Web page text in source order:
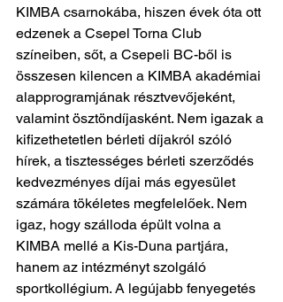
KIMBA csarnokába, hiszen évek óta ott
edzenek a Csepel Torna Club
színeiben, sőt, a Csepeli BC-ből is
összesen kilencen a KIMBA akadémiai
alapprogramjának résztvevőjeként,
valamint ösztöndíjasként. Nem igazak a
kifizethetetlen bérleti díjakról szóló
hírek, a tisztességes bérleti szerződés
kedvezményes díjai más egyesület
számára tökéletes megfelelőek. Nem
igaz, hogy szálloda épült volna a
KIMBA mellé a Kis-Duna partjára,
hanem az intézményt szolgáló
sportkollégium. A legújabb fenyegetés